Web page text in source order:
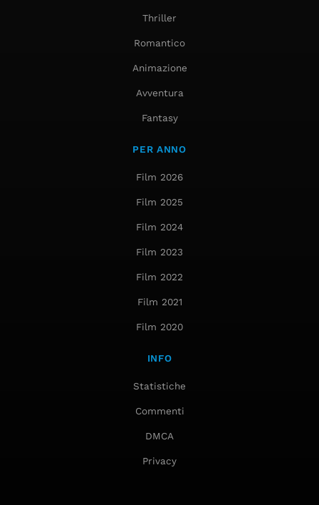
Thriller
Romantico
Animazione
Avventura
Fantasy
PER ANNO
Film 2026
Film 2025
Film 2024
Film 2023
Film 2022
Film 2021
Film 2020
INFO
Statistiche
Commenti
DMCA
Privacy